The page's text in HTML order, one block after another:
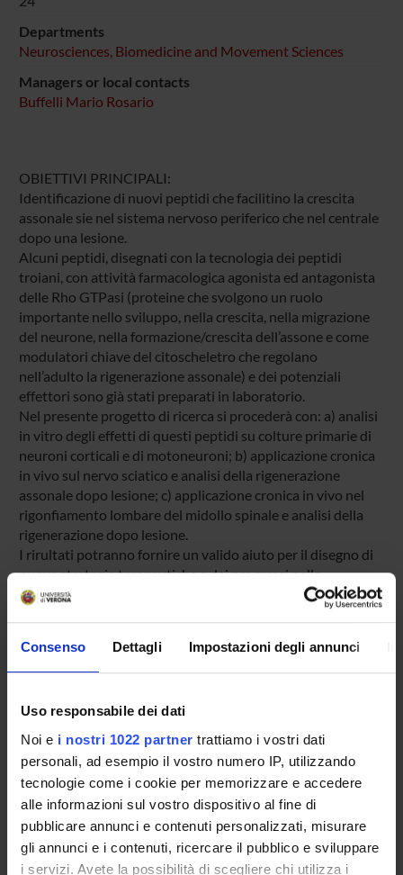
Consenso Dettagli Impostazioni degli annunci
Uso responsabile dei dati
Noi e i nostri 1022 partner trattiamo i vostri dati
personali, ad esempio il vostro numero IP, utilizzando
tecnologie come i cookie per memorizzare e accedere
alle informazioni sul vostro dispositivo al fine di
pubblicare annunci e contenuti personalizzati, misurare
gli annunci e i contenuti, ricercare il pubblico e sviluppare
i servizi. Avete la possibilità di scegliere chi utilizza i
Departments
Neurosciences, Biomedicine and Movement Sciences
Managers or local contacts
Buffelli Mario Rosario
OBIETTIVI PRINCIPALI:
Identificazione di nuovi peptidi che facilitino la crescita
assonale sie nel sistema nervoso periferico che nel centrale
dopo una lesione.
Alcuni peptidi, disegnati con la tecnologia dei peptidi
troiani, con attività farmacologica agonista ed antagonista
delle Rho GTPasi (proteine che svolgono un ruolo
importante nello sviluppo, nella crescita, nella migrazione
del neurone, nella formazione/crescita dell’assone e come
modulatori chiave del citoscheletro che regolano
nell’adulto la rigenerazione assonale) e dei potenziali
effettori sono già stati preparati in laboratorio.
Nel presente progetto di ricerca si procederà con: a) analisi
in vitro degli effetti di questi peptidi su colture primarie di
neuroni corticali e di motoneuroni; b) applicazione cronica
in vivo sul nervo sciatico e analisi della rigenerazione
assonale dopo lesione; c) applicazione cronica in vivo nel
rigonfiamento lombare del midollo spinale e analisi della
rigenerazione dopo lesione.
I rirultati potranno fornire un valido aiuto per il disegno di
nuove strategie terapeutiche e dei progressi nella
comprensione dei meccanismi molecolari che stanno alla
base delle normali funzioni neuronali e di alcuni disordini
Importo complessivo del finanziamento: Euro 80.000
SPONSORS:
Fondazione Cariverona
Funds:assigned and managed by the department
PROJECT PARTICIPANTS